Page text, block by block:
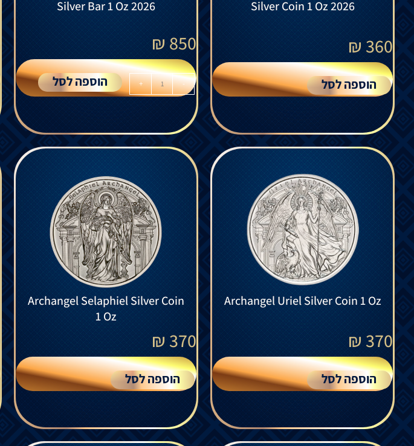
Silver Coin 1 Oz 2026
360
₪
הוספה לסל
Silver Bar 1 Oz 2026
850
₪
-
+ הוספה לסל
Archangel Uriel Silver Coin 1 Oz
370
₪
הוספה לסל
Archangel Selaphiel Silver Coin
1 Oz
370
₪
הוספה לסל